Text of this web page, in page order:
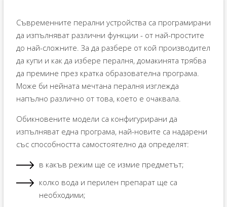
Съвременните перални устройства са програмирани
да изпълняват различни функции - от най-простите
до най-сложните. За да разбере от кой производител
да купи и как да избере пералня, домакинята трябва
да премине през кратка образователна програма.
Може би нейната мечтана пералня изглежда
напълно различно от това, което е очаквала.
Обикновените модели са конфигурирани да
изпълняват една програма, най-новите са надарени
със способността самостоятелно да определят:
в какъв режим ще се измие предметът;
колко вода и перилен препарат ще са
необходими;